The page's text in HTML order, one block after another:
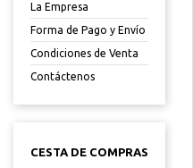
La Empresa
Forma de Pago y Envío
Condiciones de Venta
Contáctenos
CESTA DE COMPRAS